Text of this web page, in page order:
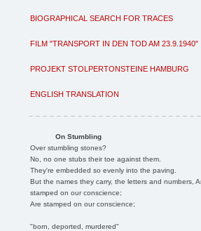
BIOGRAPHICAL SEARCH FOR TRACES
FILM "TRANSPORT IN DEN TOD AM 23.9.1940"
PROJEKT STOLPERTONSTEINE HAMBURG
ENGLISH TRANSLATION
On Stumbling
Over stumbling stones?
No, no one stubs their toe against them.
They're embedded so evenly into the paving.
But the names they carry, the letters and numbers,
stamped on our conscience;
Are stamped on our conscience;
"born, deported, murdered"